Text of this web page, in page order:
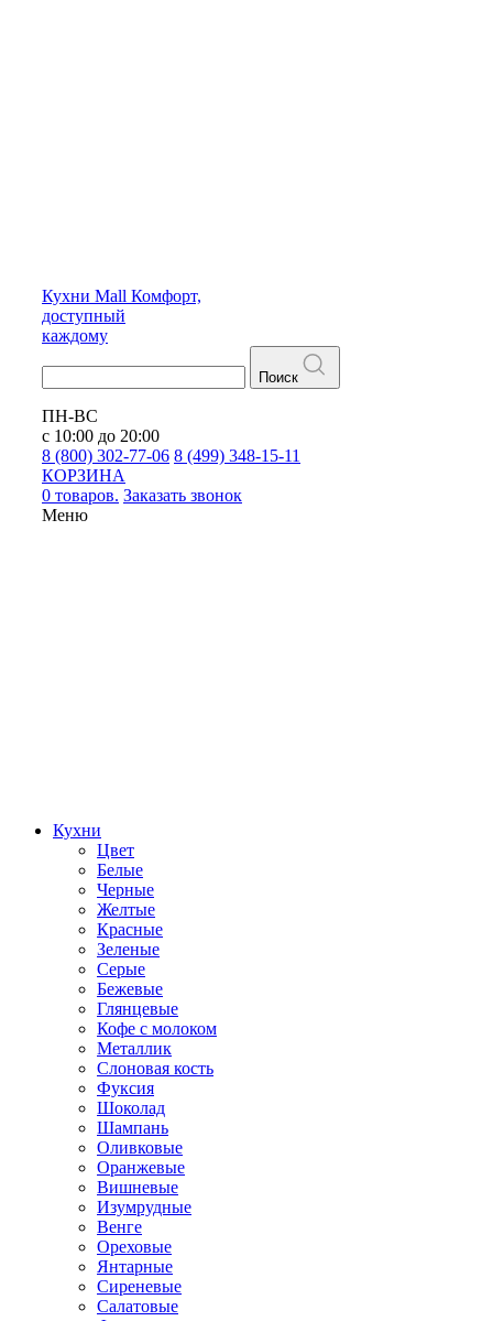
Кухни Mall Комфорт,
доступный
каждому
Поиск
ПН-ВС
с 10:00 до 20:00
8 (800) 302-77-06 8 (499) 348-15-11
КОРЗИНА
0 товаров. Заказать звонок
Меню
Кухни
Цвет
Белые
Черные
Желтые
Красные
Зеленые
Серые
Бежевые
Глянцевые
Кофе с молоком
Металлик
Слоновая кость
Фуксия
Шоколад
Шампань
Оливковые
Оранжевые
Вишневые
Изумрудные
Венге
Ореховые
Янтарные
Сиреневые
Салатовые